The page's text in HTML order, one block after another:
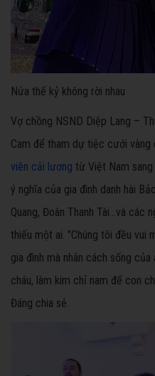
Nửa thế kỷ không rời nhau
Vợ chồng NSND Diệp Lang –
Cam để tham dự tiệc cưới vàng
viên cải lương từ Việt Nam
ý nghĩa của gia đình danh hài
Quang, Đoàn Thanh Tài…và các
thiếu một ai. "Chúng tôi đều vui
gia đình mà nhân cách sống
cháu, làm kim chỉ nam để con
Đáng chia sẻ.